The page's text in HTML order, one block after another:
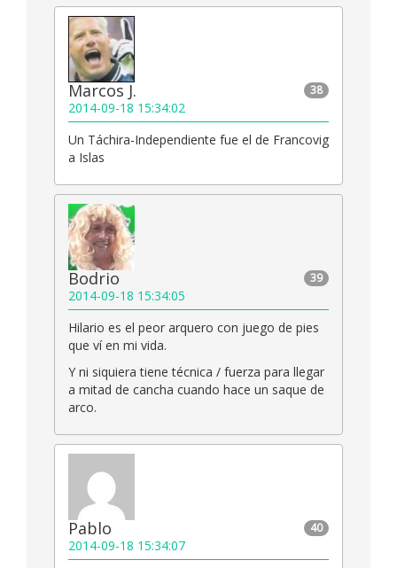
38
Marcos J.
2014-09-18 15:34:02
Un Táchira-Independiente fue el de Francovig
a Islas
39
Bodrio
2014-09-18 15:34:05
Hilario es el peor arquero con juego de pies
que ví en mi vida.
Y ni siquiera tiene técnica / fuerza para llegar
a mitad de cancha cuando hace un saque de
arco.
40
Pablo
2014-09-18 15:34:07